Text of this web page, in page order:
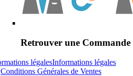
Retrouver une Commande
Informations légales
Conditions Générales de Ventes